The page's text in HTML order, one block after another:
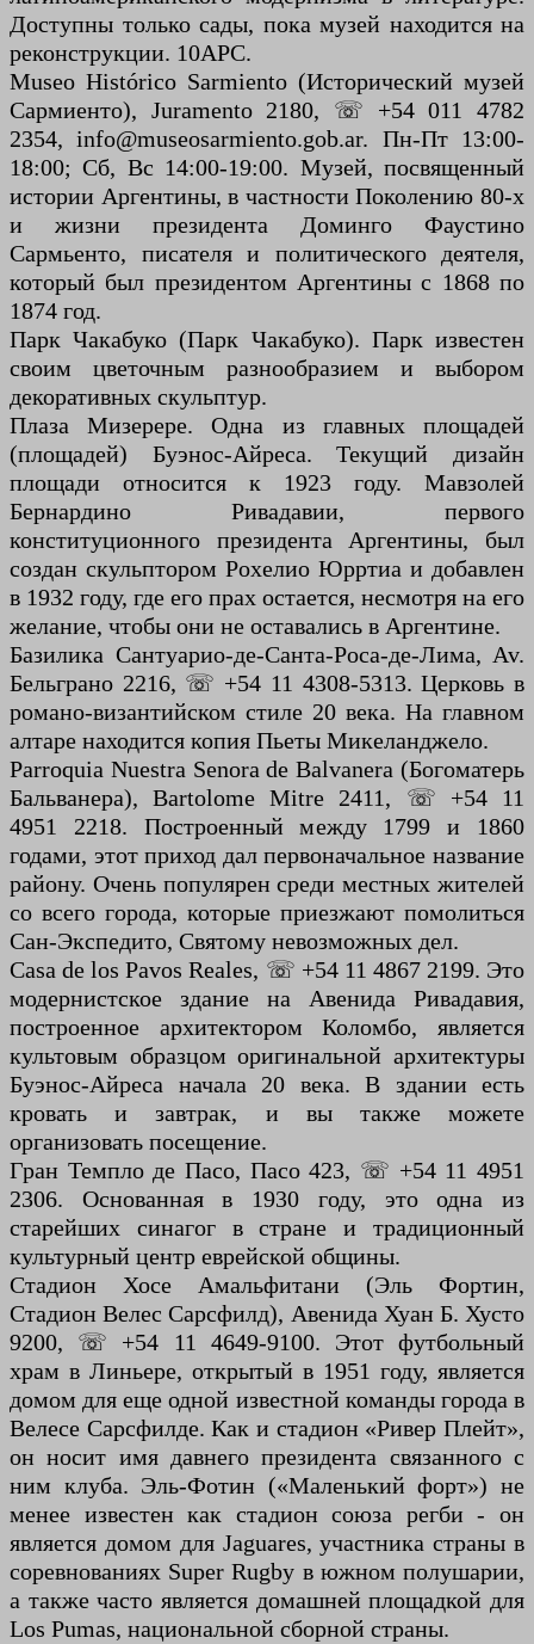
Доступны только сады, пока музей находится на
реконструкции. 10АРС.
Museo Histórico Sarmiento (Исторический музей
Сармиенто), Juramento 2180, ☏ +54 011 4782
2354, info@museosarmiento.gob.ar. Пн-Пт 13:00-
18:00; Сб, Вс 14:00-19:00. Музей, посвященный
истории Аргентины, в частности Поколению 80-х
и жизни президента Доминго Фаустино
Сармьенто, писателя и политического деятеля,
который был президентом Аргентины с 1868 по
1874 год.
Парк Чакабуко (Парк Чакабуко). Парк известен
своим цветочным разнообразием и выбором
декоративных скульптур.
Плаза Мизерере. Одна из главных площадей
(площадей) Буэнос-Айреса. Текущий дизайн
площади относится к 1923 году. Мавзолей
Бернардино Ривадавии, первого
конституционного президента Аргентины, был
создан скульптором Рохелио Юрртиа и добавлен
в 1932 году, где его прах остается, несмотря на его
желание, чтобы они не оставались в Аргентине.
Базилика Сантуарио-де-Санта-Роса-де-Лима, Av.
Бельграно 2216, ☏ +54 11 4308-5313. Церковь в
романо-византийском стиле 20 века. На главном
алтаре находится копия Пьеты Микеланджело.
Parroquia Nuestra Senora de Balvanera (Богоматерь
Бальванера), Bartolome Mitre 2411, ☏ +54 11
4951 2218. Построенный между 1799 и 1860
годами, этот приход дал первоначальное название
району. Очень популярен среди местных жителей
со всего города, которые приезжают помолиться
Сан-Экспедито, Святому невозможных дел.
Casa de los Pavos Reales, ☏ +54 11 4867 2199. Это
модернистское здание на Авенида Ривадавия,
построенное архитектором Коломбо, является
культовым образцом оригинальной архитектуры
Буэнос-Айреса начала 20 века. В здании есть
кровать и завтрак, и вы также можете
организовать посещение.
Гран Темпло де Пасо, Пасо 423, ☏ +54 11 4951
2306. Основанная в 1930 году, это одна из
старейших синагог в стране и традиционный
культурный центр еврейской общины.
Стадион Хосе Амальфитани (Эль Фортин,
Стадион Велес Сарсфилд), Авенида Хуан Б. Хусто
9200, ☏ +54 11 4649-9100. Этот футбольный
храм в Линьере, открытый в 1951 году, является
домом для еще одной известной команды города в
Велесе Сарсфилде. Как и стадион «Ривер Плейт»,
он носит имя давнего президента связанного с
ним клуба. Эль-Фотин («Маленький форт») не
менее известен как стадион союза регби - он
является домом для Jaguares, участника страны в
соревнованиях Super Rugby в южном полушарии,
а также часто является домашней площадкой для
Los Pumas, национальной сборной страны.